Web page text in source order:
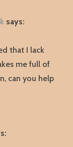
says:
that I lack
me full of
can you help